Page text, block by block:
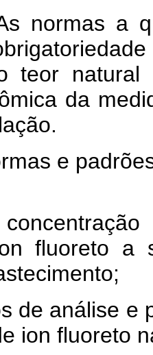
a
teor
da
e
fluoreto a
análise e
ion fluoreto